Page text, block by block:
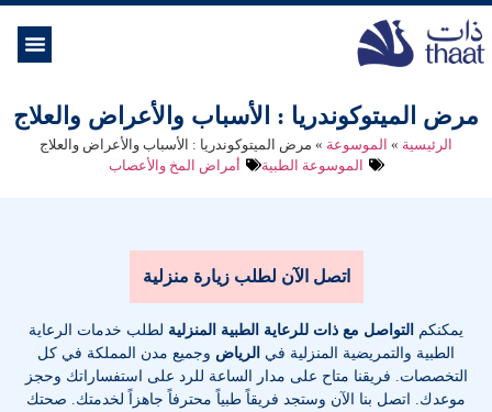
مرض الميتوكوندريا : الأسباب والأعراض والعلاج
الرئيسية » الموسوعة » مرض الميتوكوندريا : الأسباب والأعراض والعلاج
الموسوعة الطبية
أمراض المخ والأعصاب
اتصل الآن لطلب زيارة منزلية
يمكنكم التواصل مع ذات للرعاية الطبية المنزلية لطلب خدمات الرعاية
الطبية والتمريضية المنزلية في الرياض وجميع مدن المملكة في كل
التخصصات . فريقنا متاح على مدار الساعة للرد على استفساراتك وحجز
موعدك. اتصل بنا الآن وستجد فريقاً طبياً محترفاً جاهزاً لخدمتك. صحتك